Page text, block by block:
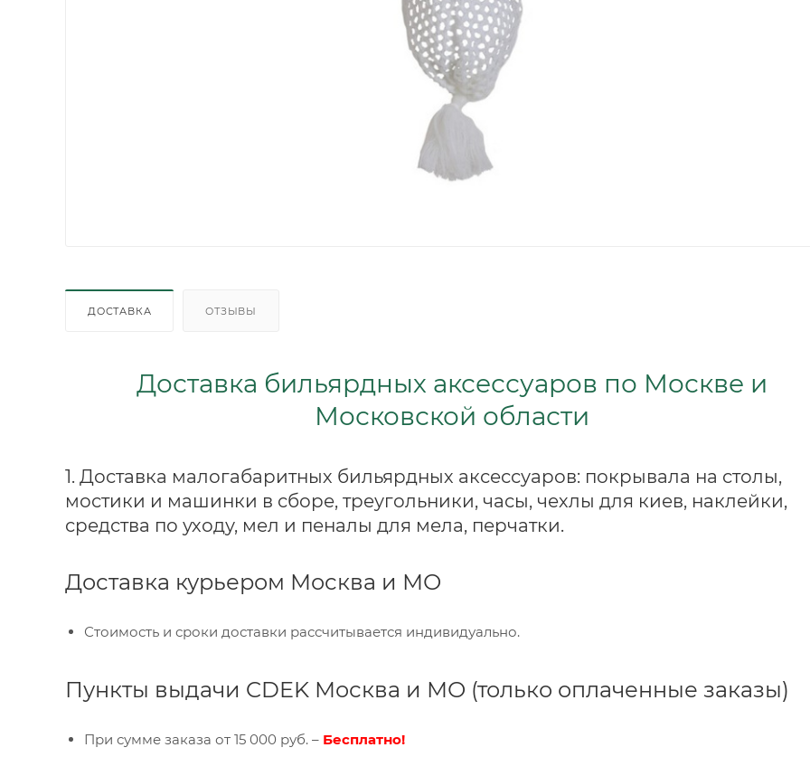
ДОСТАВКА ОТЗЫВЫ
Доставка бильярдных аксессуаров по Москве и
Московской области
1. Доставка малогабаритных бильярдных аксессуаров: покрывала на столы,
мостики и машинки в сборе, треугольники, часы, чехлы для киев, наклейки,
средства по уходу, мел и пеналы для мела, перчатки.
Доставка курьером Москва и МО
Стоимость и сроки доставки рассчитывается индивидуально.
Пункты выдачи CDEK Москва и МО (только оплаченные заказы)
При сумме заказа от 15 000 руб. – Бесплатно!